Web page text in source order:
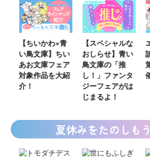
【ちいかわ×青
い鳥文庫】ちい
あお文庫フェア
対象作品を大紹
介！
【スペシャルな
おしらせ】青い
鳥文庫の「推
し！」ファンタ
ジーフェアがは
じまるよ！
夏休みをたのしも